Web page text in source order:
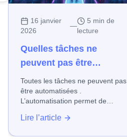
16 janvier
2026
—
5 min de
lecture
Quelles tâches ne
peuvent pas être
automatisées ?
Toutes les tâches ne peuvent pas
être automatisées .
L’automatisation permet de
de nombreux processus.
Lire l’article